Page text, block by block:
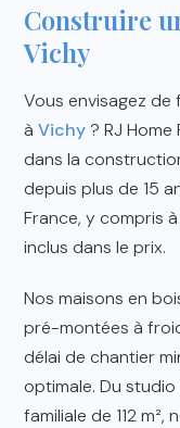
Construire
Vichy
Vous envisagez
àVichy ? RJ
dans la
depuis plus de 15
France, y compris
inclus dans le prix.
Nos maisons en
pré-montées à
délai de chantier
optimale. Du
familiale de 112